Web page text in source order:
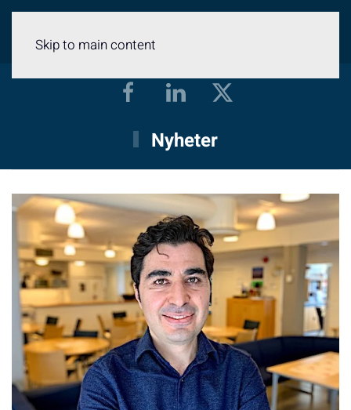
Skip to main content
Nyheter